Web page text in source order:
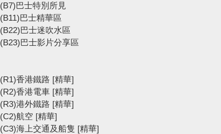
(B7)巴士特別所見
(B11)巴士精華區
(B22)巴士迷吹水區
(B23)巴士影片分享區
(R1)香港鐵路 [精華]
(R2)香港電車 [精華]
(R3)港外鐵路 [精華]
(C2)航空 [精華]
(C3)海上交通及船隻 [精華]